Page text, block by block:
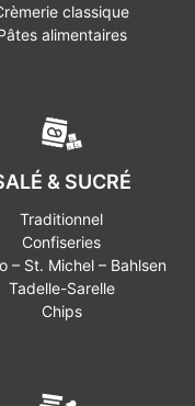
classique
alimentaires
& SUCRÉ
Traditionnel
Confiseries
– St. Michel – Bahlsen
Tadelle-Sarelle
Chips